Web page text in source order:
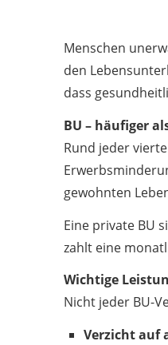
Menschen
den
dass
BU – häufiger
Rund jeder
gewohnten
Eine private BU
zahlt eine
Wichtige
Nicht jeder BU-
Verzicht auf